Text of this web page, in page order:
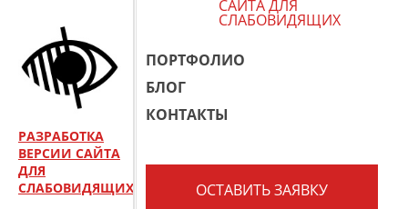
РАЗРАБОТКА
ВЕРСИИ САЙТА
ДЛЯ
СЛАБОВИДЯЩИХ
САЙТА ДЛЯ
СЛАБОВИДЯЩИХ
ПОРТФОЛИО
БЛОГ
КОНТАКТЫ
ОСТАВИТЬ ЗАЯВКУ